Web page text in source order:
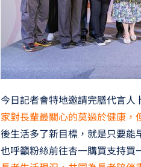
今日記者會特地邀請完膳代言人
家對長輩最關心的莫過於健康，
後生活多了新目標，就是只要能
也呼籲粉絲前往杏一購買支持買